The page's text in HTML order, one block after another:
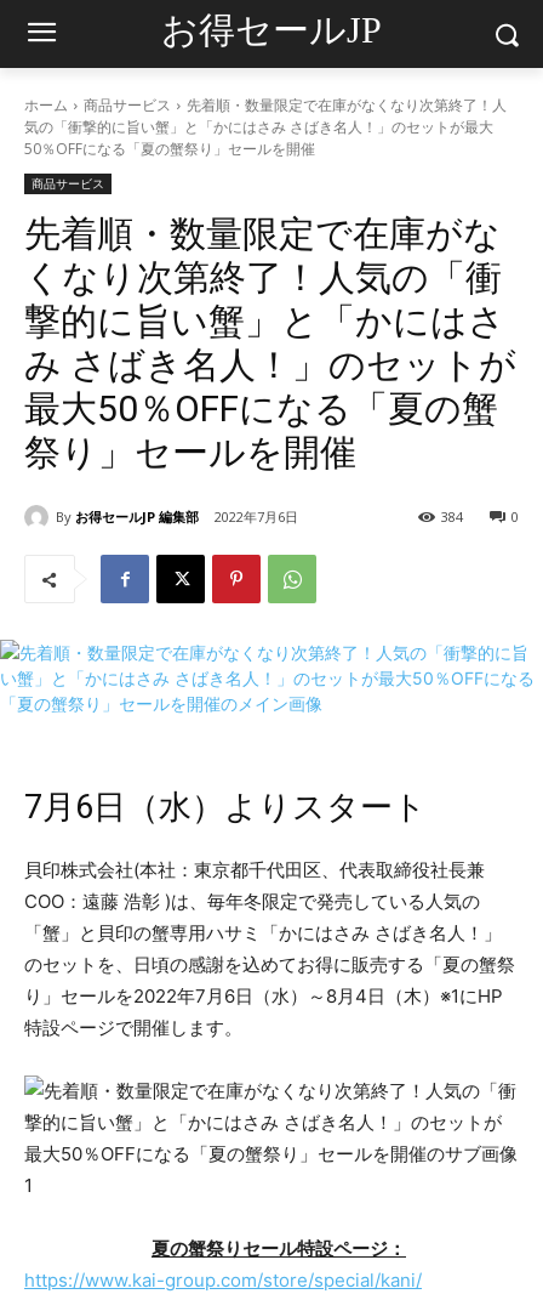
お得セールJP
ホーム 商品サービス
先着順・数量限定で在庫がなくなり次第終了！人
気の「衝撃的に旨い蟹」と「かにはさみ さばき名人！」のセットが最大
50％OFFになる「夏の蟹祭り」セールを開催
商品サービス
先着順・数量限定で在庫がな
くなり次第終了！人気の「衝
撃的に旨い蟹」と「かにはさ
み さばき名人！」のセットが
最大50％OFFになる「夏の蟹
祭り」セールを開催
By お得セールJP 編集部 2022年7月6日 0
384
7月6日（水）よりスタート
貝印株式会社(本社：東京都千代田区、代表取締役社長兼
COO：遠藤 浩彰 )は、毎年冬限定で発売している人気の
「蟹」と貝印の蟹専用ハサミ「かにはさみ さばき名人！」
のセットを、日頃の感謝を込めてお得に販売する「夏の蟹祭
り」セールを2022年7月6日（水）～8月4日（木）※1にHP
特設ページで開催します。
夏の蟹祭りセール特設ページ：
https://www.kai-group.com/store/special/kani/